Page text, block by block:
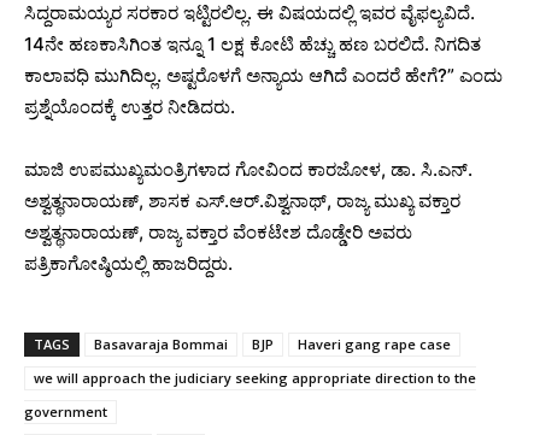
ಸಿದ್ದರಾಮಯ್ಯರ ಸರಕಾರ ಇಟ್ಟಿರಲಿಲ್ಲ. ಈ ವಿಷಯದಲ್ಲಿ ಇವರ ವೈಫಲ್ಯವಿದೆ.
14ನೇ ಹಣಕಾಸಿಗಿಂತ ಇನ್ನೂ 1 ಲಕ್ಷ ಕೋಟಿ ಹೆಚ್ಚು ಹಣ ಬರಲಿದೆ. ನಿಗದಿತ
ಕಾಲಾವಧಿ ಮುಗಿದಿಲ್ಲ. ಅಷ್ಟರೊಳಗೆ ಅನ್ಯಾಯ ಆಗಿದೆ ಎಂದರೆ ಹೇಗೆ?” ಎಂದು
ಪ್ರಶ್ನೆಯೊಂದಕ್ಕೆ ಉತ್ತರ ನೀಡಿದರು.
ಮಾಜಿ ಉಪಮುಖ್ಯಮಂತ್ರಿಗಳಾದ ಗೋವಿಂದ ಕಾರಜೋಳ, ಡಾ. ಸಿ.ಎನ್.
ಅಶ್ವತ್ಥನಾರಾಯಣ್, ಶಾಸಕ ಎಸ್.ಆರ್.ವಿಶ್ವನಾಥ್, ರಾಜ್ಯ ಮುಖ್ಯ ವಕ್ತಾರ
ಅಶ್ವತ್ಥನಾರಾಯಣ್, ರಾಜ್ಯ ವಕ್ತಾರ ವೆಂಕಟೇಶ ದೊಡ್ಡೇರಿ ಅವರು
ಪತ್ರಿಕಾಗೋಷ್ಠಿಯಲ್ಲಿ ಹಾಜರಿದ್ದರು.
TAGS Basavaraja Bommai BJP
Haveri gang rape case
we will approach the judiciary seeking appropriate direction to the
government